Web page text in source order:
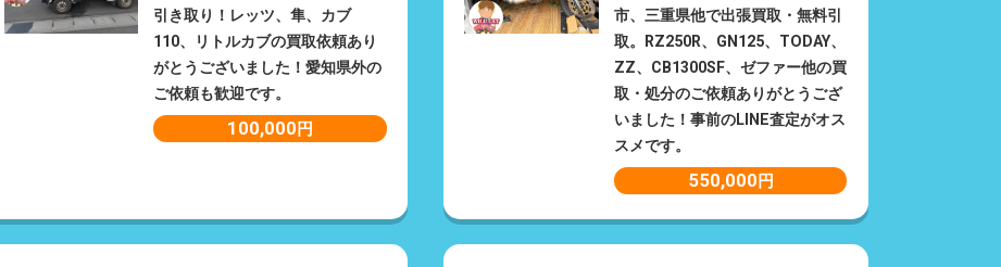
引き取り！レッツ、隼、カブ
110、リトルカブの買取依頼あり
がとうございました！愛知県外の
ご依頼も歓迎です。
100,000 円
市、三重県他で出張買取・無料引
取。RZ250R、GN125、TODAY、
ZZ、CB1300SF、ゼファー他の買
取・処分のご依頼ありがとうござ
いました！事前のLINE査定がオス
スメです。
550,000 円